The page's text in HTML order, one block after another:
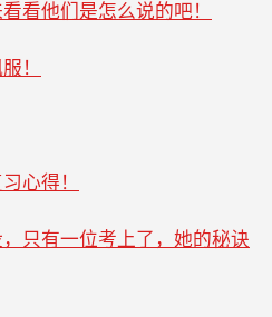
看他们是怎么说的吧！
！
心得！
只有一位考上了，她的秘诀